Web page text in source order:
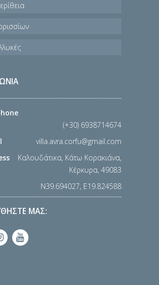
(+30) 6938714674
villa.avra.corfu@gmail.com
Καλουδάτικα, Κάτω Κορακιάνα,
Κέρκυρα, 49083
N39.694027, E19.824588
ΜΑΣ: